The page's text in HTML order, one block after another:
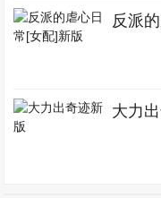
反派
大力